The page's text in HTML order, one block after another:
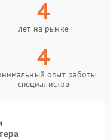
4
лет на рынке
4
опыт работы
специалистов